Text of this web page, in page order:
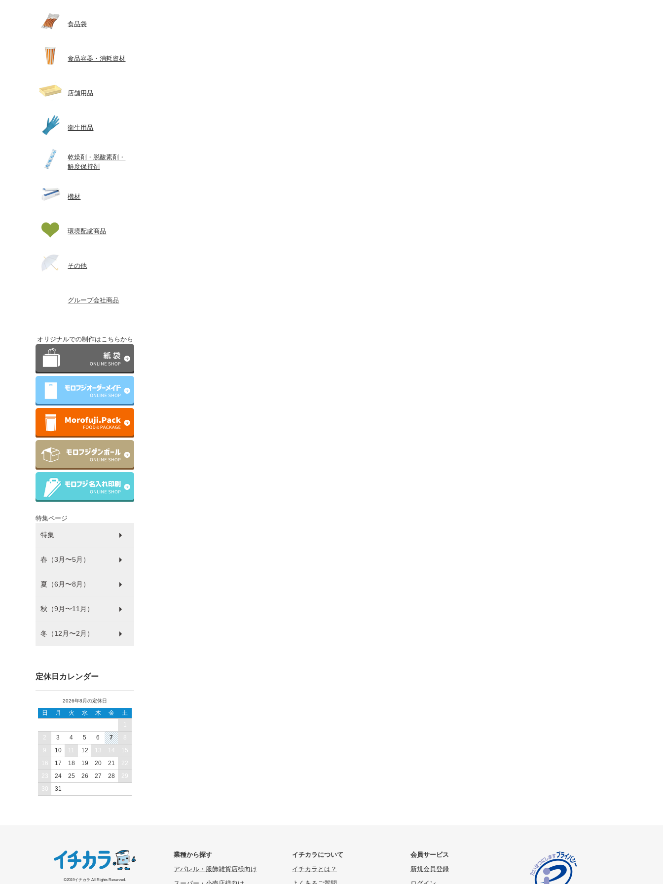
食品袋
食品容器・消耗資材
店舗用品
衛生用品
乾燥剤・脱酸素剤・
鮮度保持剤
機材
環境配慮商品
その他
グループ会社商品
オリジナルでの制作はこちらから
特集ページ
特集
春（3月〜5月）
夏（6月〜8月）
秋（9月〜11月）
冬（12月〜2月）
定休日カレンダー
2026年8月の定休日
日 月 火 水 木 金
土
2 3 4 5 6 7 8
9 10 12 13 14 15
16 17 18 19 20 21 22
23 24 25 26 27 28 29
30 31
©2019イチカラ All Rights Reserved.
業種から探す
アパレル・服飾雑貨店様向け
イチカラについて
イチカラとは？
会員サービス
新規会員登録